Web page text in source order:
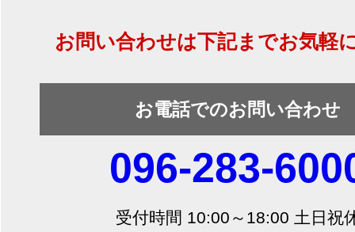
お問い合わせは下記までお気軽
お電話でのお問い合わせ
096-283-
受付時間 10:00～18:00 土日祝